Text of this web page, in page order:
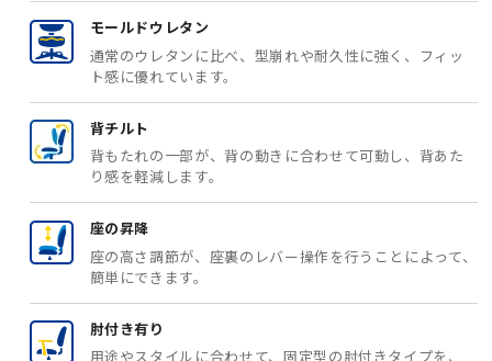
モールドウレタン
通常のウレタンに比べ、型崩れや耐久性に強く、フィッ
ト感に優れています。
背チルト
背もたれの一部が、背の動きに合わせて可動し、背あた
り感を軽減します。
座の昇降
座の高さ調節が、座裏のレバー操作を行うことによって、
簡単にできます。
肘付き有り
用途やスタイルに合わせて、固定型の肘付きタイプを、